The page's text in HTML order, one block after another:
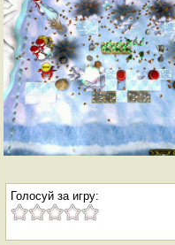
Голосуй за игру: